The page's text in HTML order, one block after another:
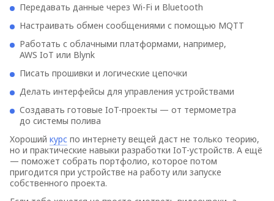
Передавать данные через Wi-Fi и Bluetooth
Настраивать обмен сообщениями с помощью MQTT
Работать с облачными платформами, например,
AWS IoT или Blynk
Писать прошивки и логические цепочки
Делать интерфейсы для управления устройствами
Создавать готовые IoT-проекты — от термометра
до системы полива
Хороший курс по интернету вещей даст не только теорию,
но и практические навыки разработки IoT-устройств. А ещё
— поможет собрать портфолио, которое потом
пригодится при устройстве на работу или запуске
собственного проекта.